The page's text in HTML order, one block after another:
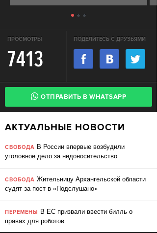
ПРОСМОТРЫ
7413
ПОДЕЛИТЕСЬ С ДРУЗЬЯМИ
ОТПРАВИТЬ В WHATSAPP
АКТУАЛЬНЫЕ НОВОСТИ
СВОБОДА В России впервые возбудили
уголовное дело за недоносительство
СВОБОДА Жительницу Архангельской области
судят за пост в «Подслушано»
ПЕРЕМЕНЫ В ЕС призвали ввести билль о
правах для роботов